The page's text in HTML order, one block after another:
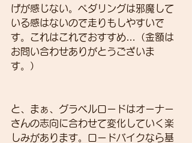
げが感じない。ペダリングは邪魔して
いる感はないので走りもしやすいで
す。これはこれでおすすめ…（金額は
お問い合わせありがとうございま
す。）
と、まぁ、グラベルロードはオーナー
さんの志向に合わせて変化していく楽
しみがあります。ロードバイクなら基